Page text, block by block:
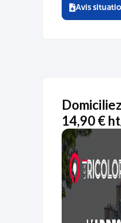
Avis
14,90 €